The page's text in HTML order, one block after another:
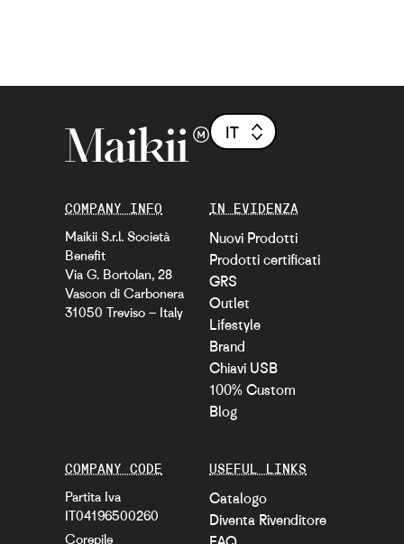
COMPANY INFO
Maikii S.r.l. Società
Benefit
Via G. Bortolan, 28
Vascon di Carbonera
31050 Treviso – Italy
IN EVIDENZA
Nuovi Prodotti
Prodotti certificati
GRS
Outlet
Lifestyle
Brand
Chiavi USB
100% Custom
Blog
USEFUL LINKS
Catalogo
Diventa Rivenditore
COMPANY CODE
Partita Iva
IT04196500260
Corepile
IT